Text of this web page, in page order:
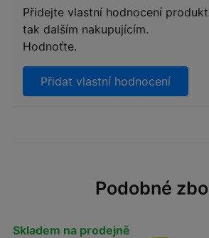
Přidejte vlastní hodnocení
tak dalším nakupujícím.
Hodnoťte.
Přidat vlastní hodnocení
Podobné
Skladem na prodejně